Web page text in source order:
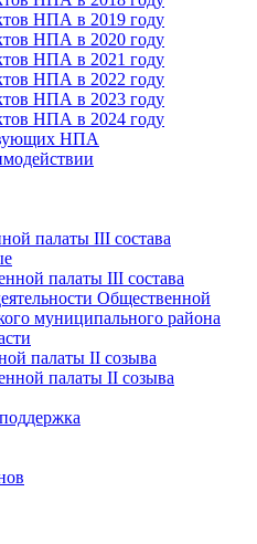
НПА в 2019 году
НПА в 2020 году
НПА в 2021 году
НПА в 2022 году
НПА в 2023 году
НПА в 2024 году
НПА
палаты III состава
палаты III состава
Общественной
муниципального района
палаты II созыва
палаты II созыва